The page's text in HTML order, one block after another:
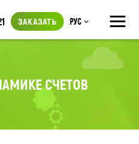
≡
ЗАКАЗАТЬ Рус
СЧЕТОВ